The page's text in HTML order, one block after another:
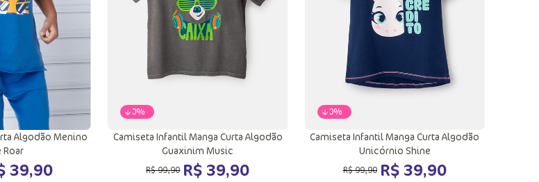
a sacola Adicionar a sacola Adicionar a sacola
Algodão Menino
Roar
39,90
-60%
Camiseta Infantil Manga Curta Algodão
Guaxinim Music
R$99,90 R$ 39,90
-60%
Camiseta Infantil Manga Curta Algodão
Unicórnio Shine
R$99,90 R$ 39,90